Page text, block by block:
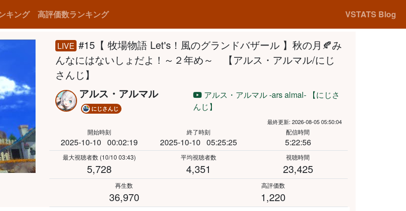
キング 高評価数ランキング VSTATS Blog
LIVE #15【 牧場物語 Let's！風のグランドバザール 】秋の月🍂み
んなにはないしょだよ！～２年め～ 【アルス・アルマル/にじ
さんじ】
アルス・アルマル
にじさんじ
アルス・アルマル -ars almal- 【にじさ
んじ】
最終更新: 2026-08-05 05:50:04
開始時刻
2025-10-10 00:02:19
終了時刻
2025-10-10 05:25:25
配信時間
5:22:56
最大視聴者数 (10/10 03:43)
5,728
平均視聴者数
4,351
視聴時間
23,425
再生数
36,970
高評価数
1,220